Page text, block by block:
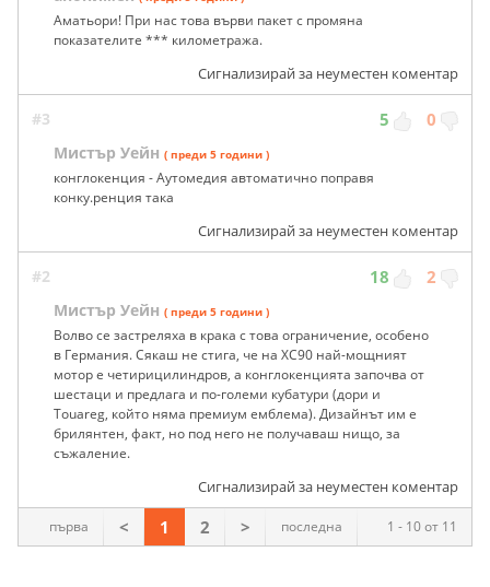
Аматьори! При нас това върви пакет с промяна
показателите *** километража.
Сигнализирай за неуместен коментар
#3 5 0
Мистър Уейн ( преди 5 години )
конглокенция - Аутомедия автоматично поправя
конку.ренция така
Сигнализирай за неуместен коментар
#2 18 2
Мистър Уейн ( преди 5 години )
Волво се застреляха в крака с това ограничение, особено
в Германия. Сякаш не стига, че на XC90 най-мощният
мотор е четирицилиндров, а конглокенцията започва от
шестаци и предлага и по-големи кубатури (дори и
Touareg, който няма премиум емблема). Дизайнът им е
брилянтен, факт, но под него не получаваш нищо, за
съжаление.
Сигнализирай за неуместен коментар
1 - 10 от 11
първа < 1 2 > последна